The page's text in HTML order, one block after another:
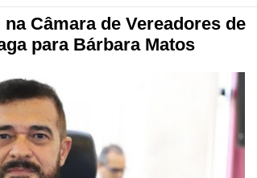
Câmara de Vereadores de
para Bárbara Matos